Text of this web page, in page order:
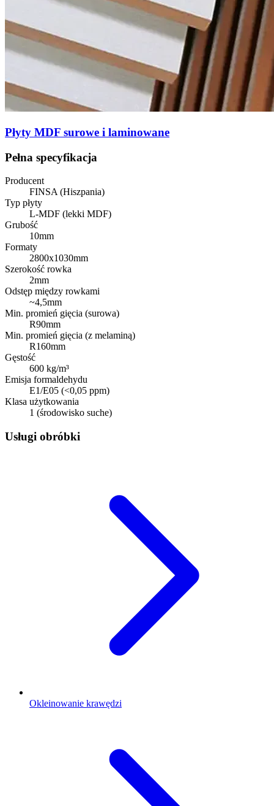
Płyty MDF surowe i laminowane
Pełna specyfikacja
Producent
FINSA (Hiszpania)
Typ płyty
L-MDF (lekki MDF)
Grubość
10mm
Formaty
2800x1030mm
Szerokość rowka
2mm
Odstęp między rowkami
~4,5mm
Min. promień gięcia (surowa)
R90mm
Min. promień gięcia (z melaminą)
R160mm
Gęstość
600 kg/m³
Emisja formaldehydu
E1/E05 (<0,05 ppm)
Klasa użytkowania
1 (środowisko suche)
Usługi obróbki
Okleinowanie krawędzi